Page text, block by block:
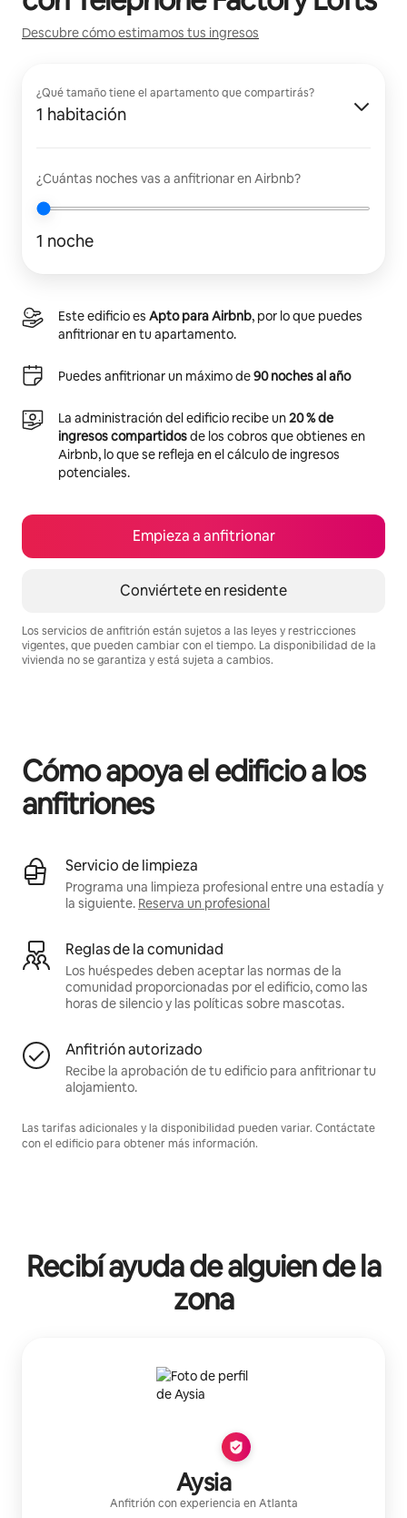
Descubre cómo estimamos tus ingresos
¿Qué tamaño tiene el apartamento que compartirás?
1 habitación
¿Cuántas noches vas a anfitrionar en Airbnb?
1 noche
Este edificio es Apto para Airbnb, por lo que puedes
anfitrionar en tu apartamento.
Puedes anfitrionar un máximo de90 noches al año
La administración del edificio recibe un20 % de
ingresos compartidosde los cobros que obtienes en
Airbnb, lo que se refleja en el cálculo de ingresos
potenciales.
Empieza a anfitrionar
Conviértete en residente
Los servicios de anfitrión están sujetos a las leyes y restricciones
vigentes, que pueden cambiar con el tiempo. La disponibilidad de la
vivienda no se garantiza y está sujeta a cambios.
Cómo apoya el edificio a los
anfitriones
Servicio de limpieza
Programa una limpieza profesional entre una estadía y
la siguiente. Reserva un profesional
Reglas de la comunidad
Los huéspedes deben aceptar las normas de la
comunidad proporcionadas por el edificio, como las
horas de silencio y las políticas sobre mascotas.
Anfitrión autorizado
Recibe la aprobación de tu edificio para anfitrionar tu
alojamiento.
Las tarifas adicionales y la disponibilidad pueden variar. Contáctate
con el edificio para obtener más información.
Recibí ayuda de alguien de la
zona
Aysia
Anfitrión con experiencia en Atlanta